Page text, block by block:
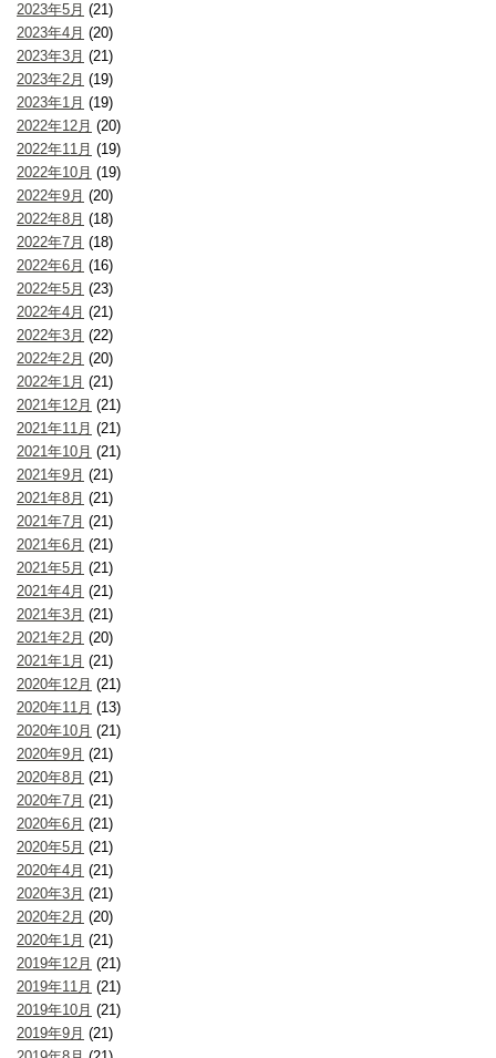
2023年5月 (21)
2023年4月 (20)
2023年3月 (21)
2023年2月 (19)
2023年1月 (19)
2022年12月 (20)
2022年11月 (19)
2022年10月 (19)
2022年9月 (20)
2022年8月 (18)
2022年7月 (18)
2022年6月 (16)
2022年5月 (23)
2022年4月 (21)
2022年3月 (22)
2022年2月 (20)
2022年1月 (21)
2021年12月 (21)
2021年11月 (21)
2021年10月 (21)
2021年9月 (21)
2021年8月 (21)
2021年7月 (21)
2021年6月 (21)
2021年5月 (21)
2021年4月 (21)
2021年3月 (21)
2021年2月 (20)
2021年1月 (21)
2020年12月 (21)
2020年11月 (13)
2020年10月 (21)
2020年9月 (21)
2020年8月 (21)
2020年7月 (21)
2020年6月 (21)
2020年5月 (21)
2020年4月 (21)
2020年3月 (21)
2020年2月 (20)
2020年1月 (21)
2019年12月 (21)
2019年11月 (21)
2019年10月 (21)
2019年9月 (21)